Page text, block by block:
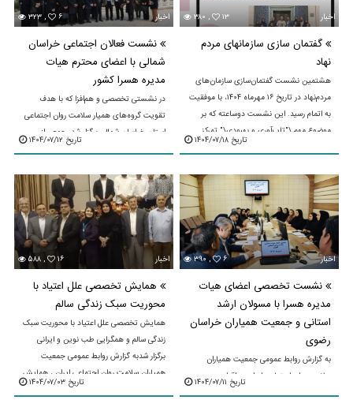
۳۸۰ , ۱۳ اخبار
گفتمان سازی سازمانهای مردم
نهاد
هشتمین نشست گفتمان‌سازی سازمان‌های
مردم‌نهاد در تاریخ ۱۶ مهرماه ۱۴۰۴، با موفقیت
به اتمام رسید. این نشست دوساعته که بر
موضوع مهم \"تاب‌آوری و بهبودی\" تمرکز
تاریخ ۱۴۰۴/۰۷/۱۸
۳۲۳ , ۶ اخبار
نشست فعالان اجتماعی خراسان
شمالی با اعضای محترم هیات
مدیره هسرا کشور
در نشستی تخصصی و هم‌افزا که با هدف
تقویت گروه‌های همیار سلامت روان اجتماعی
استان خراسان شمالی برگزار شد، جمعی از
مسئولان، فعالان اجتماعی و تسهیلگران محلی
تاریخ ۱۴۰۴/۰۷/۱۲
۳۹۰ , ۶ اخبار
نشست تخصصی اعضای هیات
مدیره هسرا با مسولان ارشد
استانی و جمعیت همیاران خراسان
رضوی
به گزارش روابط عمومی جمعیت همیاران
سلامت روان اجتماعی ایران در اقدامی
هماهنگ و با هدف توانمندسازی ساختارهای
تاریخ ۱۴۰۴/۰۷/۱۱
۵۸۸ , ۱۶ اخبار
همایش تخصصی علل اعتیاد با
محوریت سبک زندگی سالم
همایش تخصصی علل اعتیاد با محوریت سبک
زندگی سالم و همگرایی طب نوین و ایرانی
برگزار شدبه گزارش روابط عمومی جمعیت
همیاران سلامت روان اجتماعی ایران ، همایش
تاریخ ۱۴۰۴/۰۷/۰۳